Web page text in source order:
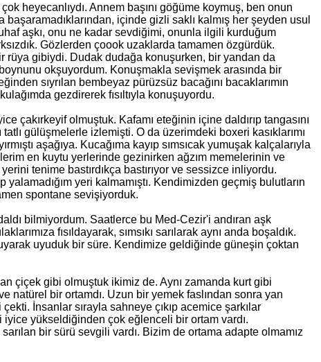
heyecanlıydı. Annem başını göğüme koymuş, ben onun
içinde gizli saklı kalmış her şeyden usul
aşkı, onu ne kadar sevdiğimi, onunla ilgili kurduğum
Gözlerden çoook uzaklarda tamamen özgürdük.
rüya gibiydi. Dudak dudağa konuşurken, bir yandan da
okşuyordum. Konuşmakla sevişmek arasında bir
sıyrılan bembeyaz pürüzsüz bacağını bacaklarımın
gezdirerek fısıltıyla konuşuyordu.
çakırkeyif olmuştuk. Kafamı eteğinin içine daldırıp tangasını
tatlı gülüşmelerle izlemişti. O da üzerimdeki boxeri kasıklarımı
aşağıya. Kucağıma kayıp sımsıcak yumuşak kalçalarıyla
en kuytu yerlerinde gezinirken ağzım memelerinin ve
tenime bastırdıkça bastırıyor ve sessizce inliyordu.
yalamadığım yeri kalmamıştı. Kendimizden geçmiş bulutların
spontane sevişiyorduk.
bilmiyordum. Saatlerce bu Med-Cezir'i andıran aşk
fısıldayarak, sımsıkı sarılarak aynı anda boşaldık.
uyuduk bir süre. Kendimize geldiğinde güneşin çoktan
çiçek gibi olmuştuk ikimiz de. Aynı zamanda kurt gibi
natürel bir ortamdı. Uzun bir yemek faslından sonra yan
İnsanlar sırayla sahneye çıkıp acemice şarkılar
yükseldiğinden çok eğlenceli bir ortam vardı.
bir sürü sevgili vardı. Bizim de ortama adapte olmamız